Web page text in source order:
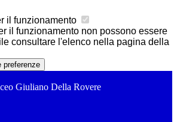
il funzionamento
il funzionamento non possono essere
consultare l'elenco nella pagina della
preferenze
Giuliano Della Rovere